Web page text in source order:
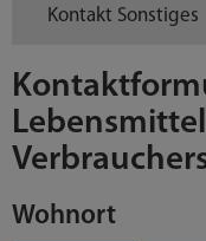
Wohnort
Kontakt Sonstiges